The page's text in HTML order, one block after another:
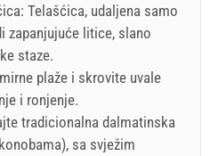
Telašćica, udaljena samo
zapanjujuće litice, slano
staze.
plaže i skrovite uvale
i ronjenje.
tradicionalna dalmatinska
sa svježim